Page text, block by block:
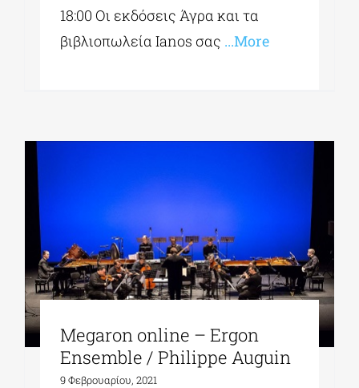
18:00 Οι εκδόσεις Άγρα και τα
βιβλιοπωλεία Ianos σας ...More
Megaron online – Ergon
Ensemble / Philippe Auguin
9 Φεβρουαρίου, 2021